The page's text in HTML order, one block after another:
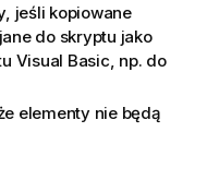
jeśli kopiowane
do skryptu jako
Visual Basic, np. do
elementy nie będą